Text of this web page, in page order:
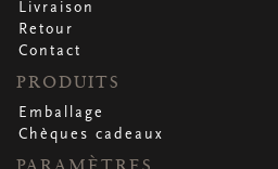
Livraison
Retour
Contact
PRODUITS
Emballage
Chèques cadeaux